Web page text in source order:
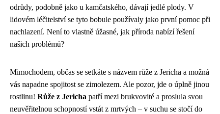
odrůdy, podobně jako u kamčatského, dávají jedlé plody. V
lidovém léčitelství se tyto bobule používaly jako první pomoc při
nachlazení. Není to vlastně úžasné, jak příroda nabízí řešení
našich problémů?
Mimochodem, občas se setkáte s názvem růže z Jericha a možná
vás napadne spojitost se zimolezem. Ale pozor, jde o úplně jinou
rostlinu! Růže z Jericha patří mezi brukvovité a proslula svou
neuvěřitelnou schopností vstát z mrtvých – v suchu se stočí do